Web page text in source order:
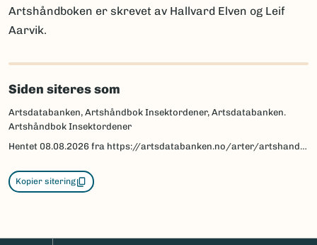
Artshåndboken er skrevet av Hallvard Elven og Leif
Aarvik.
Siden siteres som
Artsdatabanken, Artshåndbok Insektordener, Artsdatabanken.
Artshåndbok Insektordener
Hentet 08.08.2026 fra https://artsdatabanken.no/arter/artshandbok-insektordener
Kopier sitering